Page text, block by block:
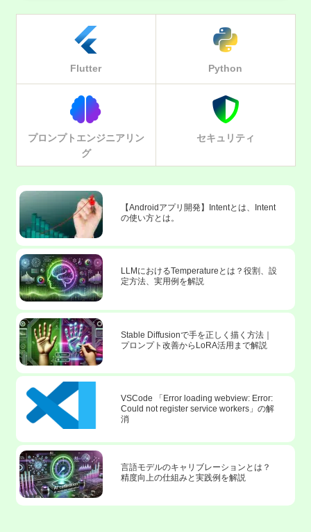
Flutter Python
プロンプトエンジニアリン
グ
セキュリティ
【Androidアプリ開発】Intentとは、Intent
の使い方とは。
LLMにおけるTemperatureとは？役割、設
定方法、実用例を解説
Stable Diffusionで手を正しく描く方法｜
プロンプト改善からLoRA活用まで解説
VSCode 「Error loading webview: Error:
Could not register service workers」の解
消
言語モデルのキャリブレーションとは？
精度向上の仕組みと実践例を解説